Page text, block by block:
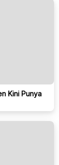
Kini Punya